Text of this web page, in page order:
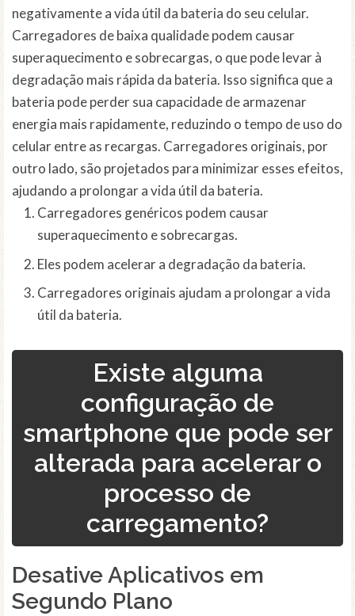
negativamente a vida útil da bateria do seu celular.
Carregadores de baixa qualidade podem causar
superaquecimento e sobrecargas, o que pode levar à
degradação mais rápida da bateria. Isso significa que a
bateria pode perder sua capacidade de armazenar
energia mais rapidamente, reduzindo o tempo de uso do
celular entre as recargas. Carregadores originais, por
outro lado, são projetados para minimizar esses efeitos,
ajudando a prolongar a vida útil da bateria.
Carregadores genéricos podem causar
superaquecimento e sobrecargas.
Eles podem acelerar a degradação da bateria.
Carregadores originais ajudam a prolongar a vida
útil da bateria.
Existe alguma
configuração de
smartphone que pode ser
alterada para acelerar o
processo de
carregamento?
Desative Aplicativos em
Segundo Plano